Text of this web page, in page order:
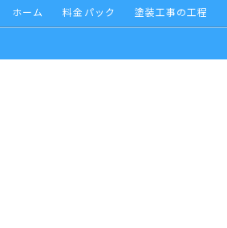
ホーム 料金パック 塗装工事の工程